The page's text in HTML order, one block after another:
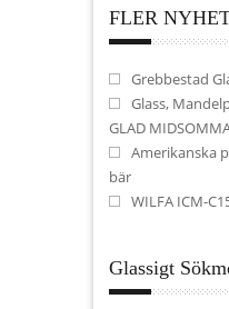
FLER
Grebbestad
Glass,
GLAD
Amerikanska
bär
WILFA ICM-
Glassigt